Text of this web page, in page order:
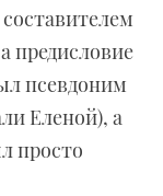
предисловие
псевдоним
Еленой), а
просто